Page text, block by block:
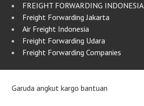
FREIGHT FORWARDING INDONESIA
Freight Forwarding Jakarta
Air Freight Indonesia
Freight Forwarding Udara
Freight Forwarding Companies
Garuda angkut kargo bantuan